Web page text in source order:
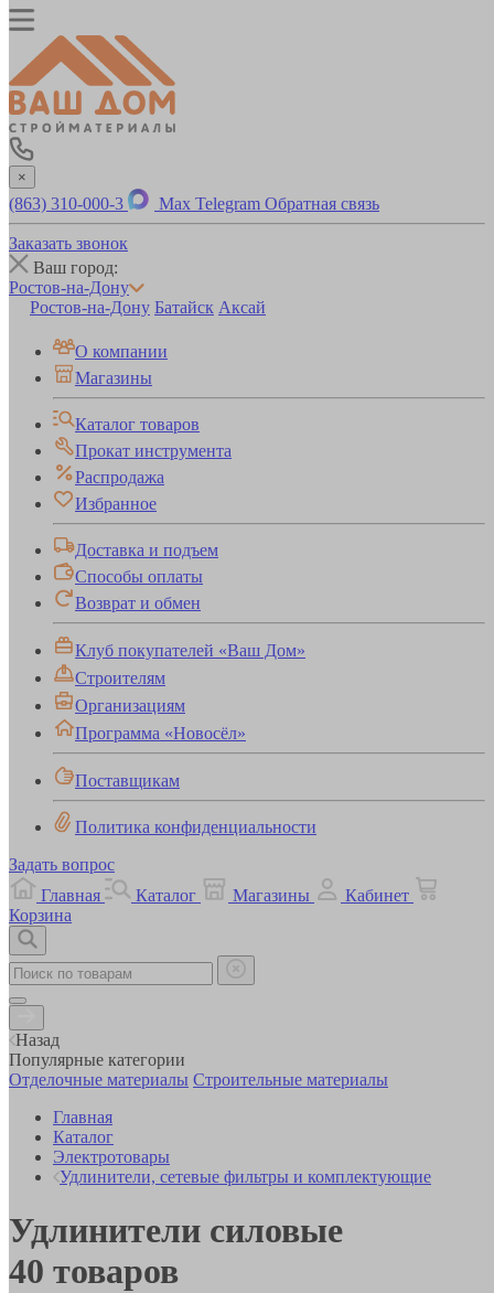
×
(863) 310-000-3 Max Telegram Обратная связь
Заказать звонок
Ваш город:
Ростов-на-Дону
Ростов-на-Дону Батайск Аксай
О компании
Магазины
Каталог товаров
Прокат инструмента
Распродажа
Избранное
Доставка и подъем
Способы оплаты
Возврат и обмен
Клуб покупателей «Ваш Дом»
Строителям
Организациям
Программа «Новосёл»
Поставщикам
Политика конфиденциальности
Задать вопрос
Главная
Каталог Магазины
Кабинет
Корзина
Назад
Популярные категории
Отделочные материалы Строительные материалы
Главная
Каталог
Электротовары
Удлинители, сетевые фильтры и комплектующие
Удлинители силовые
40 товаров